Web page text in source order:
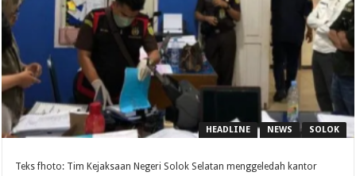
HEADLINE NEWS SOLOK
Teks fhoto: Tim Kejaksaan Negeri Solok Selatan menggeledah kantor